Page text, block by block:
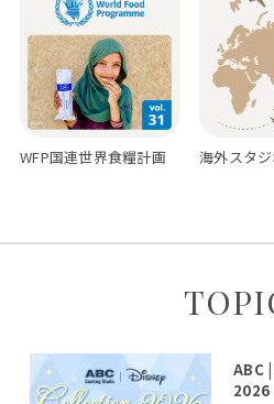
WFP国連世界食糧計画 海外スタ
ABC
2026